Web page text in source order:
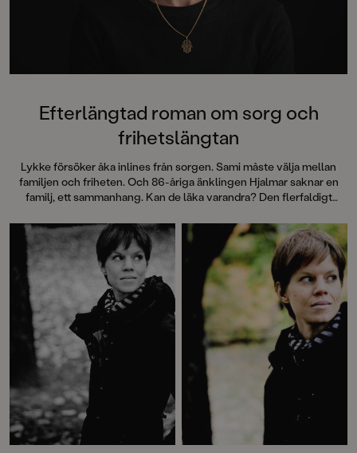
Efterlängtad roman om sorg och
frihetslängtan
Lykke försöker åka inlines från sorgen. Sami måste välja mellan
familjen och friheten. Och 86-åriga änklingen Hjalmar saknar en
familj, ett sammanhang. Kan de läka varandra? Den flerfaldigt
ämnen på ett uppslukande och varsamt sätt.